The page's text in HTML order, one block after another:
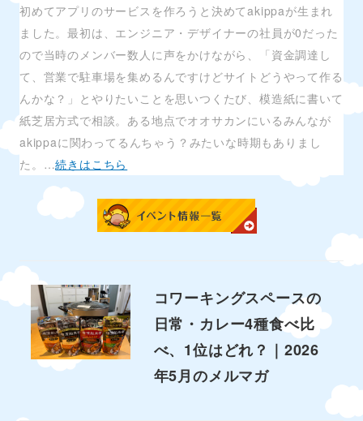
初めてアプリのサービスを作ろうと決めてakippaが生まれ
ました。最初は、エンジニア・デザイナーの社員が0だった
ので当時のメンバー数人に声をかけながら、「資金調達し
て、営業で駐車場を集めるんですけどサイトどうやって作る
んかな？」とやりたいことを思いつくたび、模造紙に書いて
紙芝居方式で相談。ある地点でオオサカンにいるみんなが
akippaに関わってるんちゃう？みたいな時期もありまし
た。…続きはこちら
コワーキングスペースの
日常・カレー4種食べ比
べ、1位はどれ？｜2026
年5月のメルマガ